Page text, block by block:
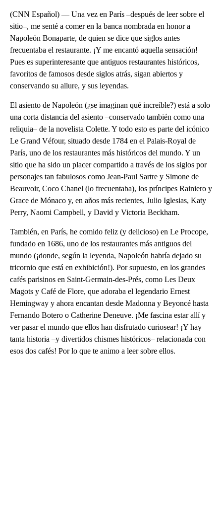
(CNN Español) — Una vez en París –después de leer sobre el
sitio–, me senté a comer en la banca nombrada en honor a
Napoleón Bonaparte, de quien se dice que siglos antes
frecuentaba el restaurante. ¡Y me encantó aquella sensación!
Pues es superinteresante que antiguos restaurantes históricos,
favoritos de famosos desde siglos atrás, sigan abiertos y
conservando su allure, y sus leyendas.
El asiento de Napoleón (¿se imaginan qué increíble?) está a solo
una corta distancia del asiento –conservado también como una
reliquia– de la novelista Colette. Y todo esto es parte del icónico
Le Grand Véfour, situado desde 1784 en el Palais-Royal de
París, uno de los restaurantes más históricos del mundo. Y un
sitio que ha sido un placer compartido a través de los siglos por
personajes tan fabulosos como Jean-Paul Sartre y Simone de
Beauvoir, Coco Chanel (lo frecuentaba), los príncipes Rainiero y
Grace de Mónaco y, en años más recientes, Julio Iglesias, Katy
Perry, Naomi Campbell, y David y Victoria Beckham.
También, en París, he comido feliz (y delicioso) en Le Procope,
fundado en 1686, uno de los restaurantes más antiguos del
mundo (¡donde, según la leyenda, Napoleón habría dejado su
tricornio que está en exhibición!). Por supuesto, en los grandes
cafés parisinos en Saint-Germain-des-Prés, como Les Deux
Magots y Café de Flore, que adoraba el legendario Ernest
Hemingway y ahora encantan desde Madonna y Beyoncé hasta
Fernando Botero o Catherine Deneuve. ¡Me fascina estar allí y
ver pasar el mundo que ellos han disfrutado curiosear! ¡Y hay
tanta historia –y divertidos chismes históricos– relacionada con
esos dos cafés! Por lo que te animo a leer sobre ellos.